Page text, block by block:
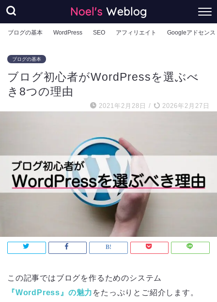
Noel's Weblog
ブログの基本 WordPress SEO アフィリエイト Googleアドセンス
ブログの基本
ブログ初心者がWordPressを選ぶべ
き8つの理由
2021年2月28日 / 2026年2月27日
この記事ではブログを作るためのシステム
『WordPress』の魅力 をたっぷりとご紹介します。